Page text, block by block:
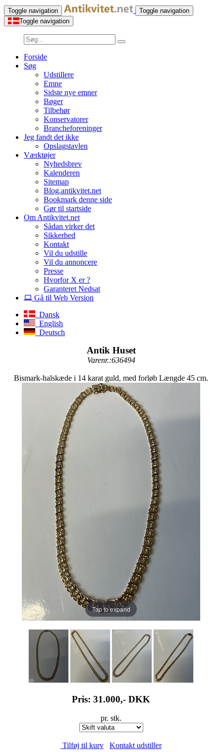
Toggle navigation
Toggle navigation
Toggle navigation
Forside
Søg
Udstillere
Emne
Sidste nye emner
Bøger
Tilbehør
Konservatorer
Brancheforeninger
Jeg fandt det ikke
Opslagstavlen
Værktøjer
Nyhedsbrev
Kalenderen
Sitemap
Blog.antikvitet.net
Bookmark denne side
Gør til startside
Om Antikvitet.net
Sådan virker det
Sikkerhed
Kontakt
Vil du udstille
Vil du annoncere
Presse
Hvorfor X er ?
Garanteret Nedsat
Gå til Web Version
Dansk
English
Deutsch
Antik Huset
Varenr.:636494
Bismark-halskæde i 14 karat guld, med forløb Længde 45 cm.
Tap to expand
Pris: 31.000,- DKK
pr. stk.
Tilføj til kurv Kontakt udstiller